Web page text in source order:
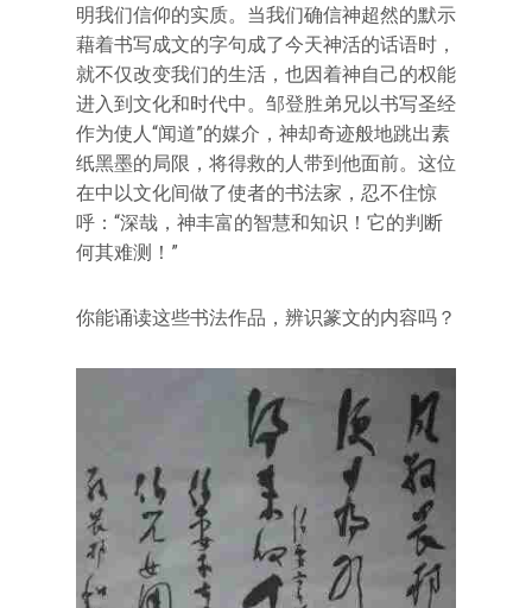
明我们信仰的实质。当我们确信神超然的默示
藉着书写成文的字句成了今天神活的话语时，
就不仅改变我们的生活，也因着神自己的权能
进入到文化和时代中。邹登胜弟兄以书写圣经
作为使人“闻道”的媒介，神却奇迹般地跳出素
纸黑墨的局限，将得救的人带到他面前。这位
在中以文化间做了使者的书法家，忍不住惊
呼：“深哉，神丰富的智慧和知识！它的判断
何其难测！”
你能诵读这些书法作品，辨识篆文的内容吗？